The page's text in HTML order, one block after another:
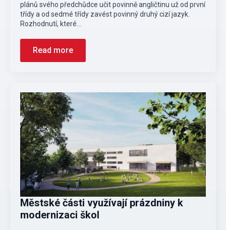
plánů svého předchůdce učit povinně angličtinu už od první
třídy a od sedmé třídy zavést povinný druhý cizí jazyk.
Rozhodnutí, které…
Read more
Městské části využívají prázdniny k
modernizaci škol